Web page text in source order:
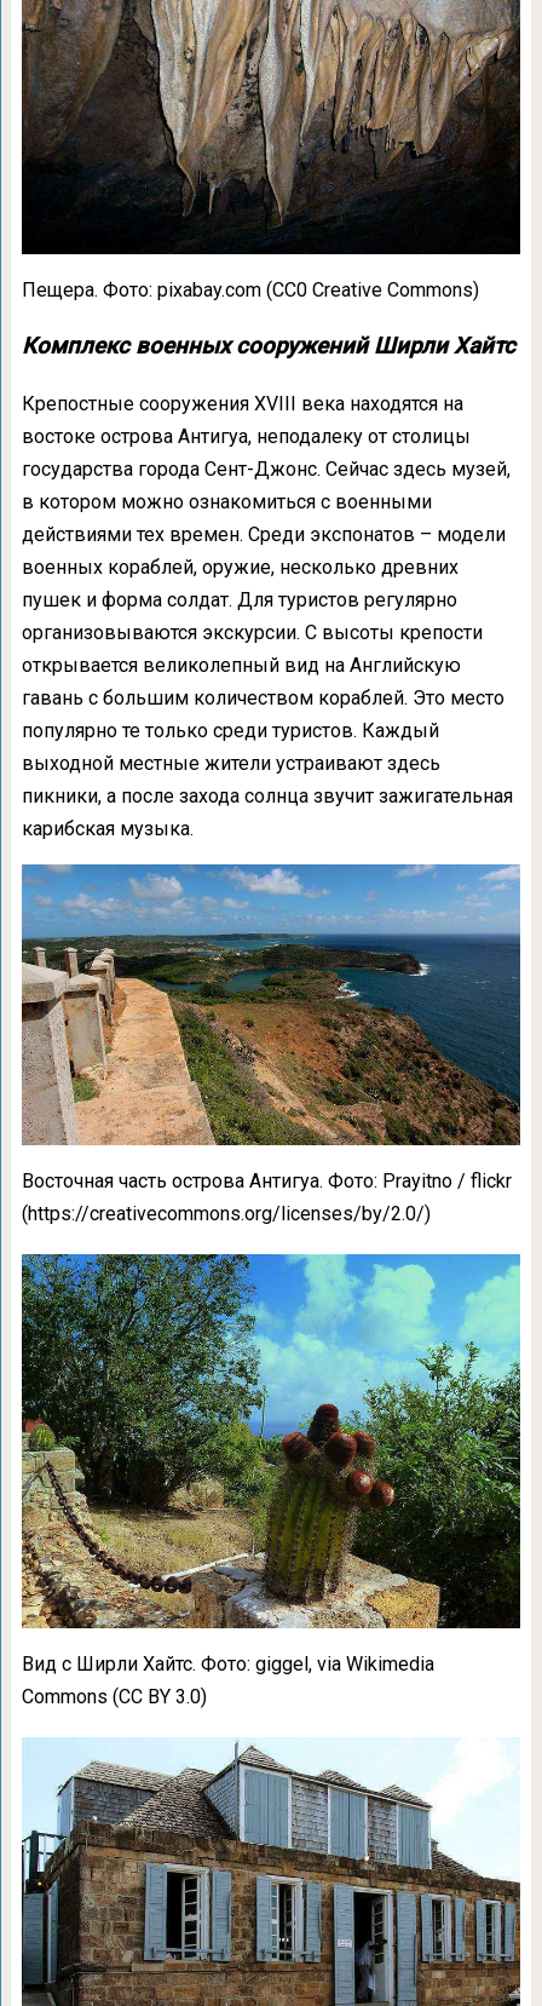
Пещера. Фото: pixabay.com (CC0 Creative Commons)
Комплекс военных сооружений Ширли Хайтс
Крепостные сооружения XVIII века находятся на
востоке острова Антигуа, неподалеку от столицы
государства города Сент-Джонс. Сейчас здесь музей,
в котором можно ознакомиться с военными
действиями тех времен. Среди экспонатов – модели
военных кораблей, оружие, несколько древних
пушек и форма солдат. Для туристов регулярно
организовываются экскурсии. С высоты крепости
открывается великолепный вид на Английскую
гавань с большим количеством кораблей. Это место
популярно те только среди туристов. Каждый
выходной местные жители устраивают здесь
пикники, а после захода солнца звучит зажигательная
карибская музыка.
Восточная часть острова Антигуа. Фото: Prayitno / flickr
(https://creativecommons.org/licenses/by/2.0/)
Вид с Ширли Хайтс. Фото: giggel, via Wikimedia
Commons (CC BY 3.0)